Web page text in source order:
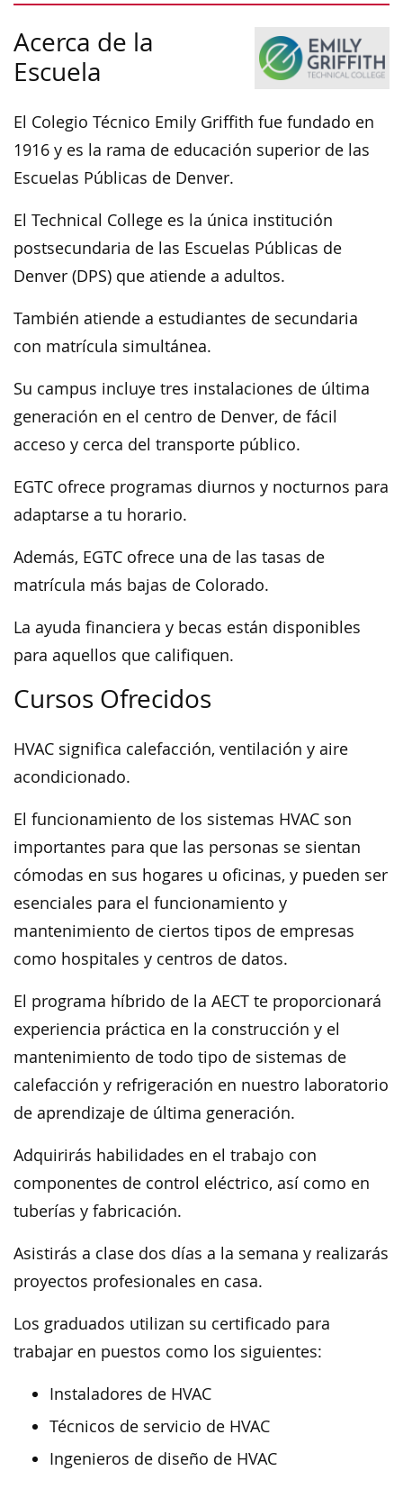
Acerca de la
Escuela
El Colegio Técnico Emily Griffith fue fundado en
1916 y es la rama de educación superior de las
Escuelas Públicas de Denver.
El Technical College es la única institución
postsecundaria de las Escuelas Públicas de
Denver (DPS) que atiende a adultos.
También atiende a estudiantes de secundaria
con matrícula simultánea.
Su campus incluye tres instalaciones de última
generación en el centro de Denver, de fácil
acceso y cerca del transporte público.
EGTC ofrece programas diurnos y nocturnos para
adaptarse a tu horario.
Además, EGTC ofrece una de las tasas de
matrícula más bajas de Colorado.
La ayuda financiera y becas están disponibles
para aquellos que califiquen.
Cursos Ofrecidos
HVAC significa calefacción, ventilación y aire
acondicionado.
El funcionamiento de los sistemas HVAC son
importantes para que las personas se sientan
cómodas en sus hogares u oficinas, y pueden ser
esenciales para el funcionamiento y
mantenimiento de ciertos tipos de empresas
como hospitales y centros de datos.
El programa híbrido de la AECT te proporcionará
experiencia práctica en la construcción y el
mantenimiento de todo tipo de sistemas de
calefacción y refrigeración en nuestro laboratorio
de aprendizaje de última generación.
Adquirirás habilidades en el trabajo con
componentes de control eléctrico, así como en
tuberías y fabricación.
Asistirás a clase dos días a la semana y realizarás
proyectos profesionales en casa.
Los graduados utilizan su certificado para
trabajar en puestos como los siguientes:
Instaladores de HVAC
Técnicos de servicio de HVAC
Ingenieros de diseño de HVAC